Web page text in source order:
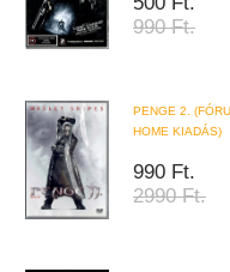
990 Ft.
PENGE 2.
HOME KIADÁS)
990 Ft.
2990 Ft.